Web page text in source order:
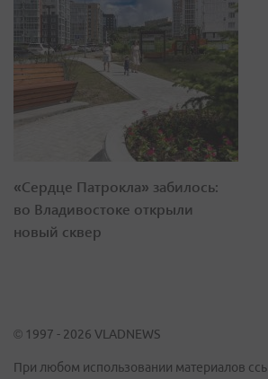
«Сердце Патрокла» забилось:
во Владивостоке открыли
новый сквер
© 1997 - 2026 VLADNEWS
При любом использовании материалов